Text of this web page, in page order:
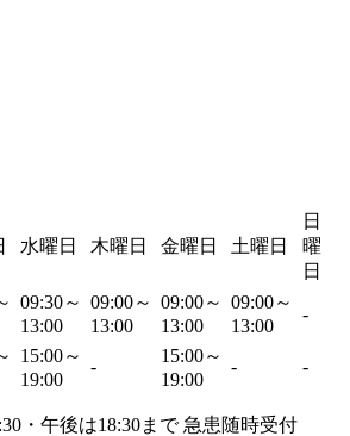
水曜日 木曜日 金曜日 土曜日
日
曜
日
09:30～
13:00
09:00～
13:00
09:00～
13:00
09:00～
13:00
-
15:00～
19:00
-
15:00～
19:00
- -
・午後は18:30まで 急患随時受付